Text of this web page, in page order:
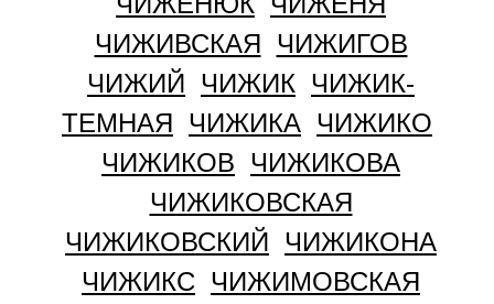
ЧИЖИВСКАЯ ЧИЖИГОВ
ЧИЖИЙ ЧИЖИК ЧИЖИК-
ТЕМНАЯ ЧИЖИКА ЧИЖИКО
ЧИЖИКОВ ЧИЖИКОВА
ЧИЖИКОВСКАЯ
ЧИЖИКОВСКИЙ ЧИЖИКОНА
ЧИЖИКС ЧИЖИМОВСКАЯ